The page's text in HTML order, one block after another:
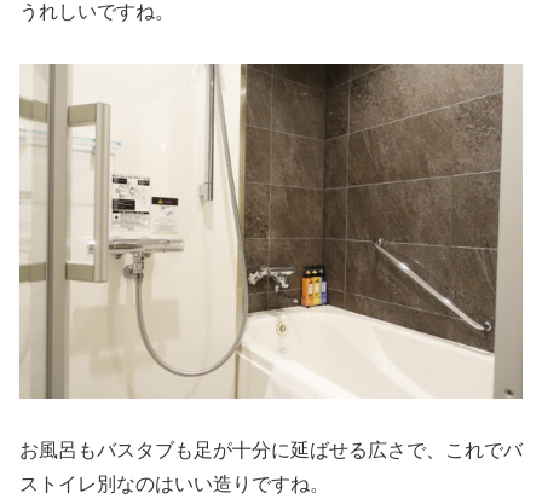
うれしいですね。
お風呂もバスタブも足が十分に延ばせる広さで、これでバ
ストイレ別なのはいい造りですね。